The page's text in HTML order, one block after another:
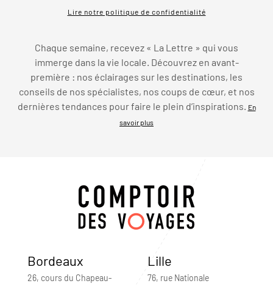
Lire notre politique de confidentialité
Chaque semaine, recevez « La Lettre » qui vous
immerge dans la vie locale. Découvrez en avant-
première : nos éclairages sur les destinations, les
conseils de nos spécialistes, nos coups de cœur, et nos
dernières tendances pour faire le plein d’inspirations.
En
savoir plus
Bordeaux
26, cours du Chapeau-
Lille
76, rue Nationale